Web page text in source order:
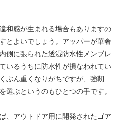
和感が生まれる場合もありますの
とよいでしょう。アッパーが華奢
側に張られた透湿防水性メンブレ
いるうちに防水性が損なわれてい
ぶん重くなりがちですが、強靭
選ぶというのもひとつの手です。
、アウトドア用に開発されたゴア